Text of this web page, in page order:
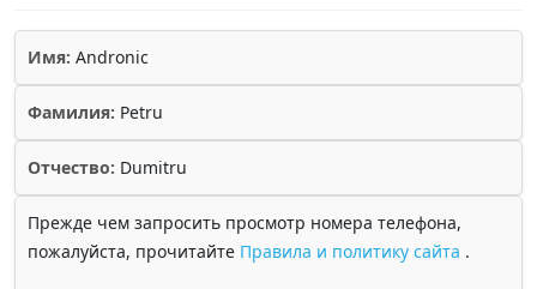
Имя: Andronic
Фамилия: Petru
Отчество: Dumitru
Прежде чем запросить просмотр номера телефона,
пожалуйста, прочитайте Правила и политику сайта .